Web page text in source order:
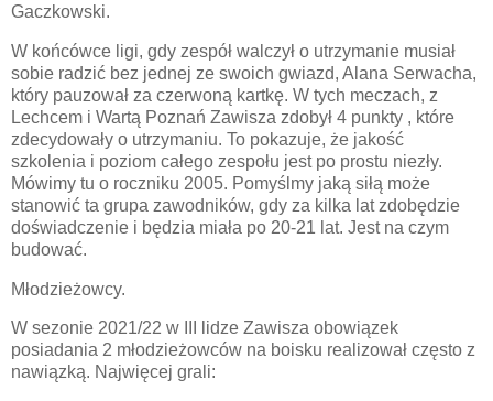
Gaczkowski.
W końcówce ligi, gdy zespół walczył o utrzymanie musiał
sobie radzić bez jednej ze swoich gwiazd, Alana Serwacha,
który pauzował za czerwoną kartkę. W tych meczach, z
Lechcem i Wartą Poznań Zawisza zdobył 4 punkty , które
zdecydowały o utrzymaniu. To pokazuje, że jakość
szkolenia i poziom całego zespołu jest po prostu niezły.
Mówimy tu o roczniku 2005. Pomyślmy jaką siłą może
stanowić ta grupa zawodników, gdy za kilka lat zdobędzie
doświadczenie i będzia miała po 20-21 lat. Jest na czym
budować.
Młodzieżowcy.
W sezonie 2021/22 w III lidze Zawisza obowiązek
posiadania 2 młodzieżowców na boisku realizował często z
nawiązką. Najwięcej grali: